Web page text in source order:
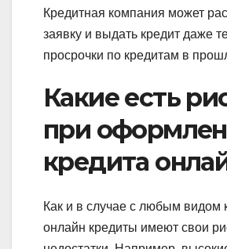
Кредитная компания может
заявку и выдать кредит даже
просрочки по кредитам в
Какие есть
при
кредита
Как и в случае с любым видом
онлайн кредиты имеют свои